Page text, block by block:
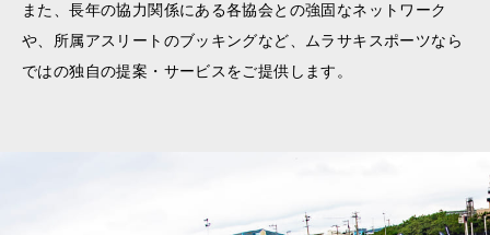
また、長年の協力関係にある各協会との強固なネットワーク
や、所属アスリートのブッキングなど、ムラサキスポーツなら
ではの独自の提案・サービスをご提供します。